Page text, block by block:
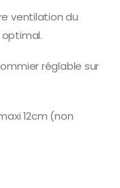
ventilation du
réglable sur
12cm (non